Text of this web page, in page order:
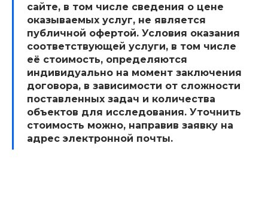
сайте, в том числе сведения о цене
оказываемых услуг, не является
публичной офертой. Условия оказания
соответствующей услуги, в том числе
её стоимость, определяются
индивидуально на момент заключения
договора, в зависимости от сложности
поставленных задач и количества
объектов для исследования. Уточнить
стоимость можно, направив заявку на
адрес электронной почты.